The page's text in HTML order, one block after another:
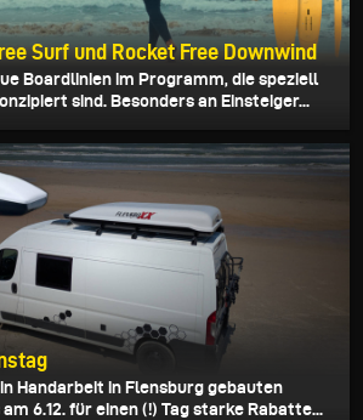
Surf und Rocket Free Downwind
Boardlinien im Programm, die speziell
sind. Besonders an Einsteiger...
Handarbeit in Flensburg gebauten
6.12. für einen (!) Tag starke Rabatte...